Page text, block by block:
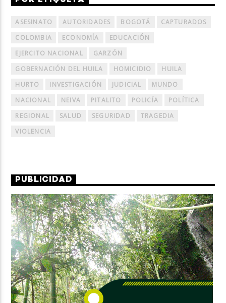
ASESINATO AUTORIDADES BOGOTÁ
CAPTURADOS
COLOMBIA
ECONOMÍA
EDUCACIÓN
EJERCITO NACIONAL
GARZÓN
GOBERNACIÓN DEL HUILA
HOMICIDIO
HUILA
HURTO
INVESTIGACIÓN JUDICIAL
MUNDO
NACIONAL
NEIVA PITALITO POLICÍA
POLÍTICA
REGIONAL
SALUD SEGURIDAD
TRAGEDIA
VIOLENCIA
PUBLICIDAD